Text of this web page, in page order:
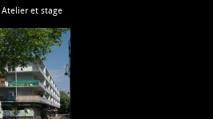
Atelier et stage